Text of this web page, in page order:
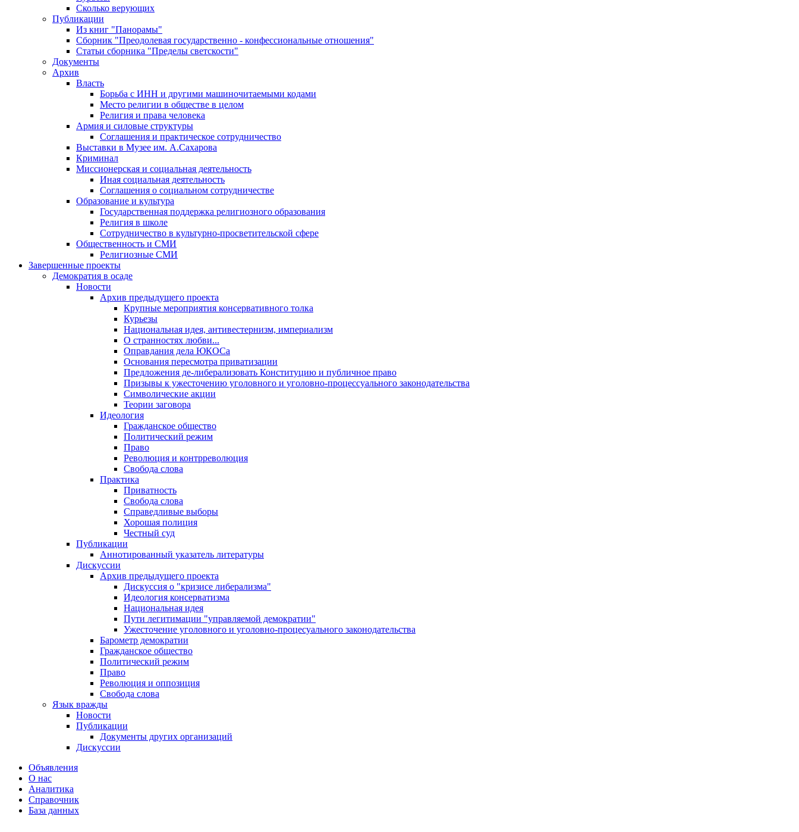
Сколько верующих
Публикации
Из книг "Панорамы"
Сборник "Преодолевая государственно - конфессиональные отношения"
Статьи сборника "Пределы светскости"
Документы
Архив
Власть
Борьба с ИНН и другими машиночитаемыми кодами
Место религии в обществе в целом
Религия и права человека
Армия и силовые структуры
Соглашения и практическое сотрудничество
Выставки в Музее им. А.Сахарова
Криминал
Миссионерская и социальная деятельность
Иная социальная деятельность
Соглашения о социальном сотрудничестве
Образование и культура
Государственная поддержка религиозного образования
Религия в школе
Сотрудничество в культурно-просветительской сфере
Общественность и СМИ
Религиозные СМИ
Завершенные проекты
Демократия в осаде
Новости
Архив предыдущего проекта
Крупные мероприятия консервативного толка
Курьезы
Национальная идея, антивестернизм, империализм
О странностях любви...
Оправдания дела ЮКОСа
Основания пересмотра приватизации
Предложения де-либерализовать Конституцию и публичное право
Призывы к ужесточению уголовного и уголовно-процессуального законодательства
Символические акции
Теории заговора
Идеология
Гражданское общество
Политический режим
Право
Революция и контрреволюция
Свобода слова
Практика
Приватность
Свобода слова
Справедливые выборы
Хорошая полиция
Честный суд
Публикации
Аннотированный указатель литературы
Дискуссии
Архив предыдущего проекта
Дискуссия о "кризисе либерализма"
Идеология консерватизма
Национальная идея
Пути легитимации "управляемой демократии"
Ужесточение уголовного и уголовно-процесуального законодательства
Барометр демократии
Гражданское общество
Политический режим
Право
Революция и оппозиция
Свобода слова
Язык вражды
Новости
Публикации
Документы других организаций
Дискуссии
Объявления
О нас
Аналитика
Справочник
База данных